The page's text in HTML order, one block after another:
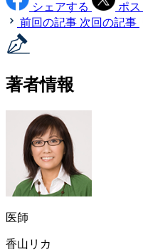
シェアする
ポス
前回の記事 次回の記事
著者情報
医師
香山リカ